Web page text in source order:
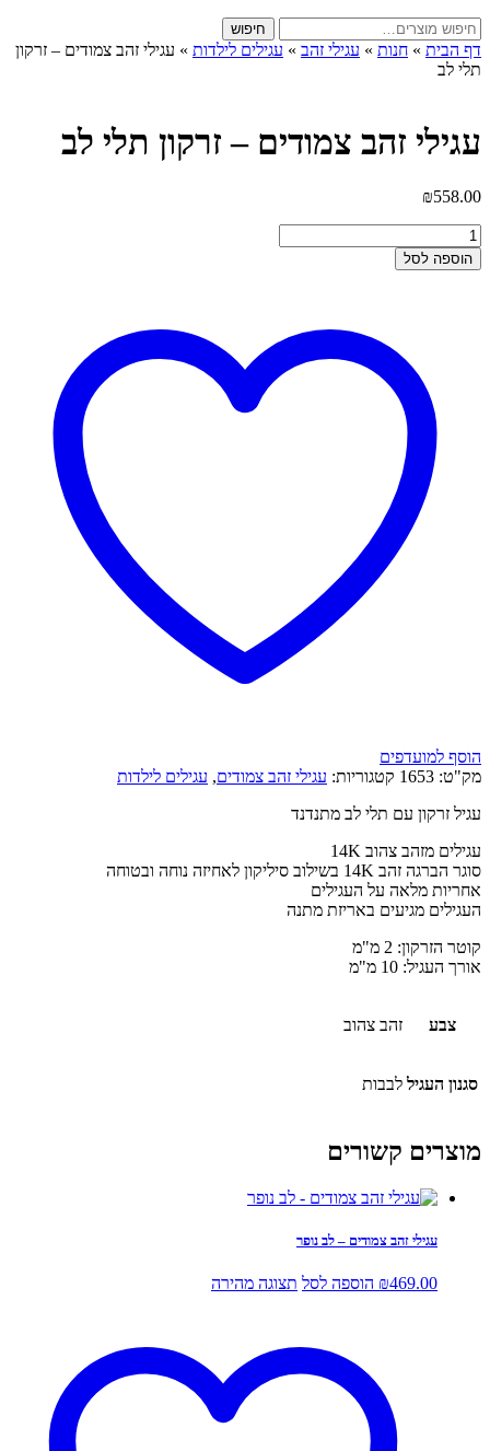
חיפוש
עבור:
חיפוש
דף הבית » חנות » עגילי זהב » עגילים לילדות » עגילי זהב צמודים – זרקון
תלי לב
עגילי זהב צמודים – זרקון תלי לב
₪558.00
כמות
של
עגילי
הוספה לסל
הוסף למועדפים
מק"ט: 1653 קטגוריות: עגילי זהב צמודים, עגילים לילדות
עגיל זרקון עם תלי לב מתנדנד
עגילים מזהב צהוב 14K
סוגר הברגה זהב 14K בשילוב סיליקון לאחיזה נוחה ובטוחה
אחריות מלאה על העגילים
העגילים מגיעים באריזת מתנה
קוטר הזרקון: 2 מ"מ
אורך העגיל: 10 מ"מ
צבע זהב צהוב
סגנון העגיל לבבות
מוצרים קשורים
עגילי זהב צמודים – לב נופר
₪469.00 הוספה לסל תצוגה מהירה